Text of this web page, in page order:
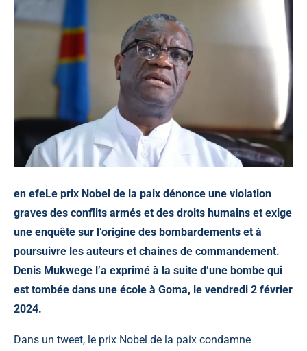
en efeLe prix Nobel de la paix dénonce une violation
graves des conflits armés et des droits humains et exige
une enquête sur l’origine des bombardements et à
poursuivre les auteurs et chaines de commandement.
Denis Mukwege l’a exprimé à la suite d’une bombe qui
est tombée dans une école à Goma, le vendredi 2 février
2024.
Dans un tweet, le prix Nobel de la paix condamne